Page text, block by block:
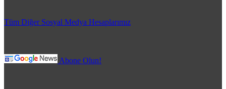
Tüm Diğer Sosyal Medya Hesaplarımız
Abone Olun!